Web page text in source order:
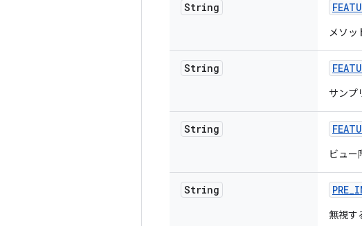
String
メソッ
String
サンプ
String
ビュー
String PRE_
無視す